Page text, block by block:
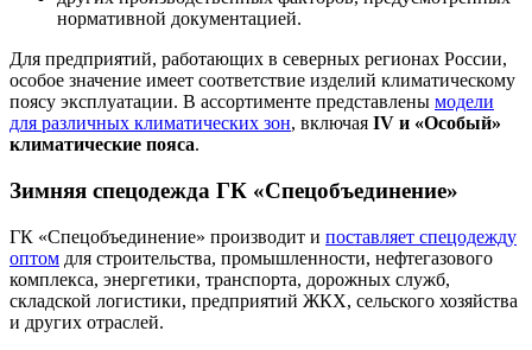
нормативной документацией.
Для предприятий, работающих в северных регионах России,
особое значение имеет соответствие изделий климатическому
поясу эксплуатации. В ассортименте представлены модели
для различных климатических зон, включая IV и «Особый»
климатические пояса.
Зимняя спецодежда ГК «Спецобъединение»
ГК «Спецобъединение» производит и поставляет спецодежду
оптом для строительства, промышленности, нефтегазового
комплекса, энергетики, транспорта, дорожных служб,
складской логистики, предприятий ЖКХ, сельского хозяйства
и других отраслей.